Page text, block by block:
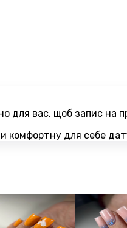
для вас, щоб запис на
комфортну для себе